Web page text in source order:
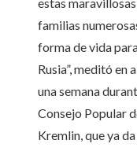
estas
familias
forma de vida
Rusia”, meditó en
una semana
Consejo Popular
Kremlin, que ya